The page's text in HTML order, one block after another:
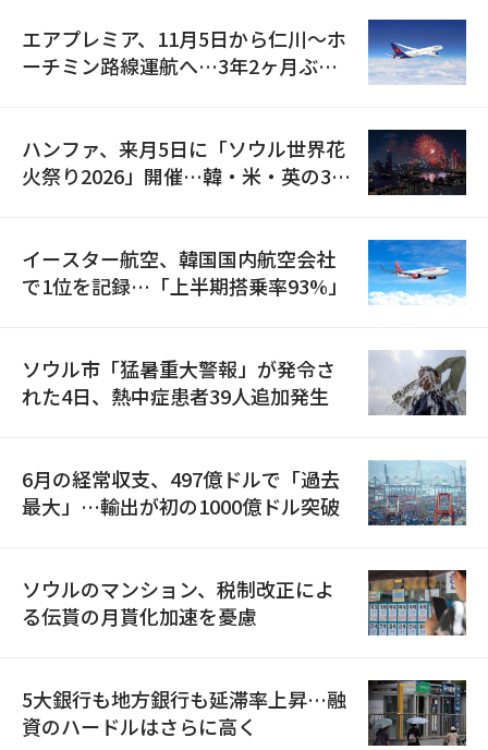
エアプレミア、11月5日から仁川〜ホ
ーチミン路線運航へ…3年2ヶ月ぶり
ハンファ、来月5日に「ソウル世界花
火祭り2026」開催…韓・米・英の3カ
イースター航空、韓国国内航空会社
で1位を記録…「上半期搭乗率93%」
ソウル市「猛暑重大警報」が発令さ
れた4日、熱中症患者39人追加発生
6月の経常収支、497億ドルで「過去
最大」…輸出が初の1000億ドル突破
ソウルのマンション、税制改正によ
る伝貰の月貰化加速を憂慮
5大銀行も地方銀行も延滞率上昇…融
資のハードルはさらに高く